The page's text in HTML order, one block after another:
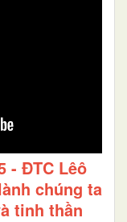
- ĐTC Lêô
chúng ta
tinh thần